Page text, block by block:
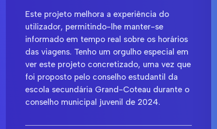
Este projeto melhora a experiência do
utilizador, permitindo-lhe manter-se
informado em tempo real sobre os horários
das viagens. Tenho um orgulho especial em
ver este projeto concretizado, uma vez que
foi proposto pelo conselho estudantil da
escola secundária Grand-Coteau durante o
conselho municipal juvenil de 2024.